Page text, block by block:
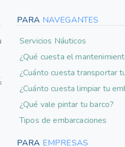
PARA NAVEGANTES
Servicios Náuticos
¿Qué cuesta el
¿Cuánto cuesta transportar
¿Cuánto cuesta limpiar tu
¿Qué vale pintar tu barco?
Tipos de embarcaciones
PARA EMPRESAS